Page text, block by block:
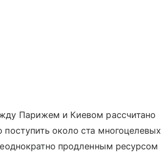
Парижем и Киевом рассчитано
около ста многоцелевых
продленным ресурсом